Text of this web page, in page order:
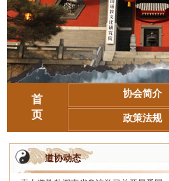
首
页
协会简介
政策法规
道协动态